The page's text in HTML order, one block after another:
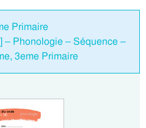
Primaire
– Phonologie – Séquence –
3eme Primaire